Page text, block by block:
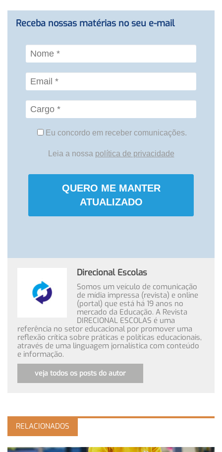
Receba nossas matérias no seu e-mail
Eu concordo em receber comunicações.
Leia a nossa política de privacidade
QUERO ME MANTER
ATUALIZADO
Direcional Escolas
Somos um veículo de comunicação
de mídia impressa (revista) e online
(portal) que está há 19 anos no
mercado da Educação. A Revista
DIRECIONAL ESCOLAS é uma
referência no setor educacional por promover uma
reflexão crítica sobre práticas e políticas educacionais,
através de uma linguagem jornalística com conteúdo
e informação.
veja todos os posts do autor
RELACIONADOS